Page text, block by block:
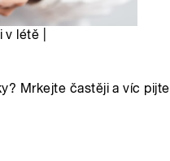
létě |
Mrkejte častěji a víc pijte